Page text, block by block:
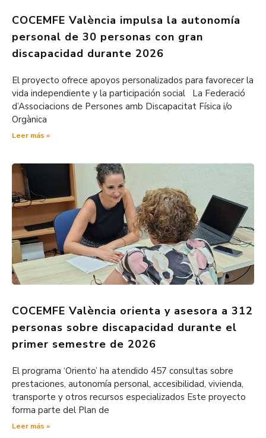
COCEMFE València impulsa la autonomía
personal de 30 personas con gran
discapacidad durante 2026
El proyecto ofrece apoyos personalizados para favorecer la
vida independiente y la participación social La Federació
d’Associacions de Persones amb Discapacitat Física i/o
Orgànica
Leer más »
COCEMFE València orienta y asesora a 312
personas sobre discapacidad durante el
primer semestre de 2026
El programa ‘Oriento’ ha atendido 457 consultas sobre
prestaciones, autonomía personal, accesibilidad, vivienda,
transporte y otros recursos especializados Este proyecto
forma parte del Plan de
Leer más »